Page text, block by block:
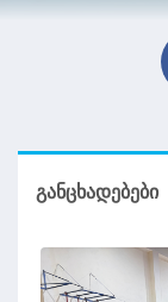
ᲒᲐᲜᲪᲮᲐᲓᲔᲑᲔᲑᲘ